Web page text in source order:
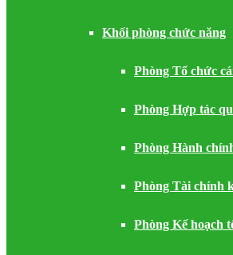
Khối phòng chức năng
Phòng Tổ chức
Phòng Hợp tác
Phòng Hành
Phòng Tài chính
Phòng Kế hoạch